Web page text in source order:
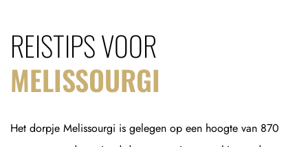
REISTIPS VOOR
MELISSOURGI
Het dorpje Melissourgi is gelegen op een hoogte van 870